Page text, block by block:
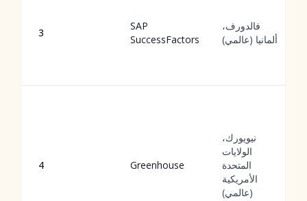
3
SAP
SuccessFactors
فالدورف،
ألمانيا (عالمي)
4 Greenhouse
نيويورك،
الولايات
المتحدة
الأمريكية
(عالمي)